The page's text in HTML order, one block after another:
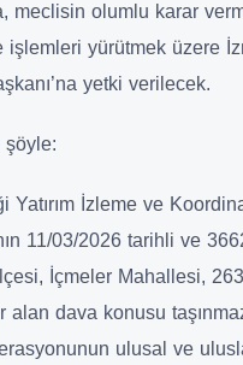
meclisin olumlu karar
işlemleri yürütmek üzere
yetki verilecek.
şöyle:
Yatırım İzleme ve
11/03/2026 tarihli ve
İçmeler Mahallesi,
alan dava konusu
ulusal ve